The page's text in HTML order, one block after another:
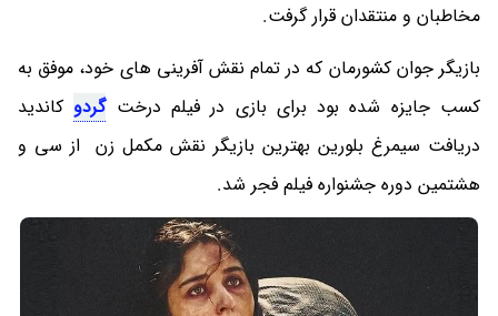
مخاطبان و منتقدان قرار گرفت.
بازیگر جوان کشورمان که در تمام نقش آفرینی های خود، موفق به
کسب جایزه شده بود برای بازی در فیلم درختگردو کاندید
دریافت سیمرغ بلورین بهترین بازیگر نقش مکمل زن از سی و
هشتمین دوره جشنواره فیلم فجر شد.